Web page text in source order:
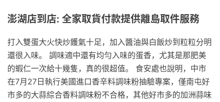
澎湖店到店: 全家取貨付款提供離島取件服務
打入雙蛋大火快炒鑊氣十足，加入醬油與白飯炒到粒粒分明
還很入味。 調味適中還有均勻入味的蛋香，尤其是那肥美
的蝦仁一次給十幾隻，真的很超值。 食安處也說明，中市
在7月27日執行美國進口香辛料調味粉抽驗專案，僅南屯好
市多的大蒜綜合香料調味粉不合格，其他好市多的加洲蒜味